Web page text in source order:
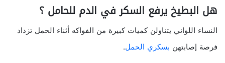
هل البطيخ يرفع السكر في الدم للحامل ؟
النساء اللواني يتناولن كميات كبيرة من الفواكه أثناء الحمل تزداد
فرصة إصابتهن بسكري الحمل.